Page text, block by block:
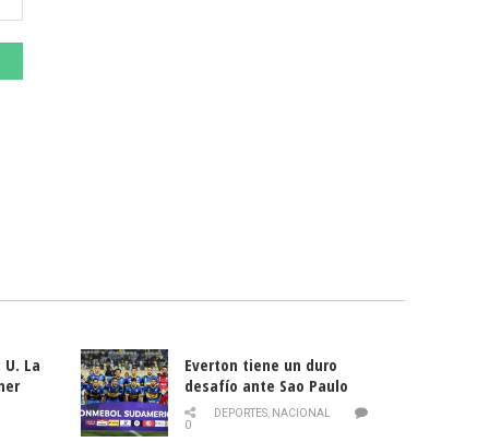
La
Everton tiene un duro
desafío ante Sao Paulo
DEPORTES, NACIONAL
0